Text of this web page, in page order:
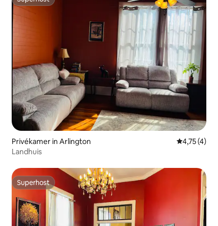
Superhost
Privékamer in Arlington
4,75 (4)
Landhuis
Superhost
Superhost